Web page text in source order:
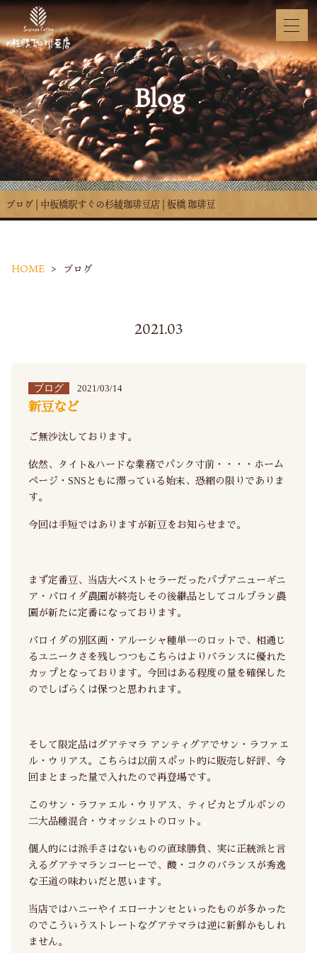
Blog
ブログ | 中板橋駅すぐの杉綾珈琲豆店 | 板橋 珈琲豆
HOME ブログ
2021.03
ブログ 2021/03/14
新豆など
ご無沙汰しております。
依然、タイト&ハードな業務でパンク寸前・・・・ホーム
ページ・SNSともに滞っている始末、恐縮の限りでありま
す。
今回は手短ではありますが新豆をお知らせまで。
まず定番豆、当店大ベストセラーだったパプアニューギニ
ア・バロイダ農園が終売しその後継品としてコルブラン農
園が新たに定番になっております。
バロイダの別区画・アルーシャ種単一のロットで、相通じ
るユニークさを残しつつもこちらはよりバランスに優れた
カップとなっております。今回はある程度の量を確保した
のでしばらくは保つと思われます。
そして限定品はグアテマラ アンティグアでサン・ラファエ
ル・ウリアス。こちらは以前スポット的に販売し好評、今
回まとまった量で入れたので再登場です。
このサン・ラファエル・ウリアス、ティピカとブルボンの
二大品種混合・ウオッシュトのロット。
個人的には派手さはないものの直球勝負、実に正統派と言
えるグアテマランコーヒーで、酸・コクのバランスが秀逸
な王道の味わいだと思います。
当店ではハニーやイエローナンセといったものが多かった
のでこういうストレートなグアテマラは逆に新鮮かもしれ
ません。